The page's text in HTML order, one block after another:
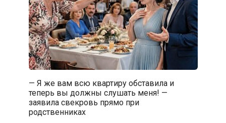
— Я же вам всю квартиру обставила и
теперь вы должны слушать меня! —
заявила свекровь прямо при
родственниках